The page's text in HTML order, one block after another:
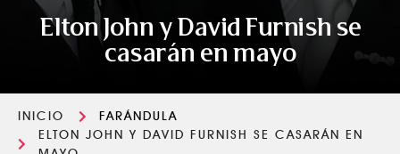
Elton John y David Furnish se
casarán en mayo
INICIO
FARÁNDULA
ELTON JOHN Y DAVID FURNISH SE CASARÁN EN